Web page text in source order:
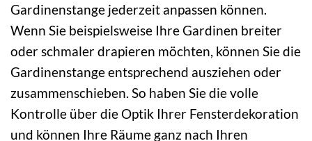
Gardinenstange jederzeit anpassen können.
Wenn Sie beispielsweise Ihre Gardinen breiter
oder schmaler drapieren möchten, können Sie die
Gardinenstange entsprechend ausziehen oder
zusammenschieben. So haben Sie die volle
Kontrolle über die Optik Ihrer Fensterdekoration
und können Ihre Räume ganz nach Ihren